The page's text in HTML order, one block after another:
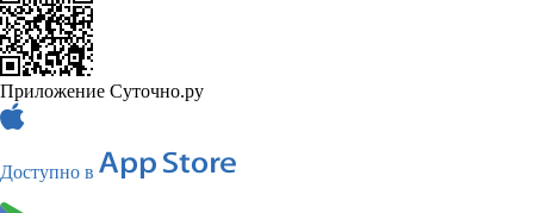
Приложение Суточно.ру
Доступно в